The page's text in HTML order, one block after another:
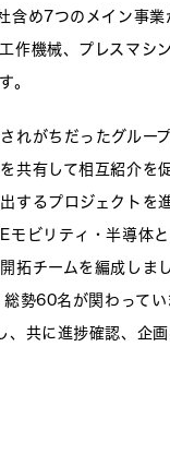
含め7つのメイン事業
作機械、プレスマシ
。
れがちだったグルー
共有して相互紹介を
するプロジェクトを
モビリティ・半導体
拓チームを編成しま
勢60名が関わってい
、共に進捗確認、企